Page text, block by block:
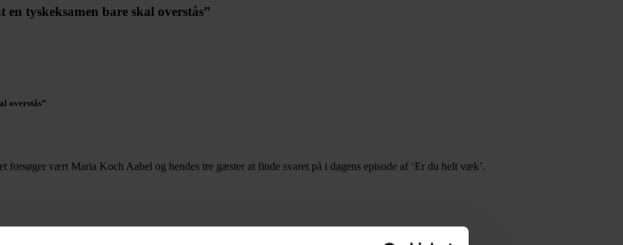
en tyskeksamen bare skal overstås”
overstås”
vært Maria Koch Aabel og hendes tre gæster at finde svaret på i dagens episode af ‘Er du helt væk’.